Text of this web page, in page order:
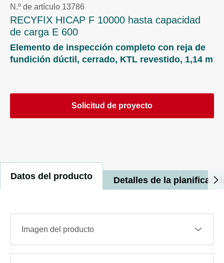
N.º de artículo 13786
RECYFIX HICAP F 10000 hasta capacidad
de carga E 600
Elemento de inspección completo con reja de
fundición dúctil, cerrado, KTL revestido, 1,14 m
Solicitud de proyecto
Datos del producto Detalles de la
Imagen del producto